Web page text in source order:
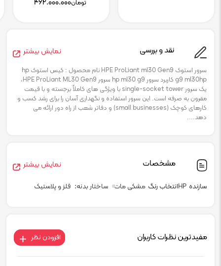
تومان۴۶۲.۰۰۰.۰۰۰
نقد و بررسی نمایش بیشتر
سرور استوک HPE ProLiant ml30 Gen9 نام محصول : کیس استوک hp
g9 ml30hp کاربرد سرور hp ml30 g9 سرور HPE ProLiant ML30 Gen9،
یک سرور single-socket tower با ویژگی های کاملاً برجسته و با قیمت
مقرون به صرفه است. این سرور استفاده و نگهداری آسان را برای رشد کسب و
کارهای کوچک (small businesses) و دفاتر شعب از راه دور ارائه می
دهد....
مشخصات نمایش بیشتر
سازنده HPانتخاب رنگ مشکی مات ساختار بدنه فلز و پلاستیک
مفیدترین نظرات کاربران افزودن نظر